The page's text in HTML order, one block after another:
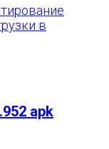
apk